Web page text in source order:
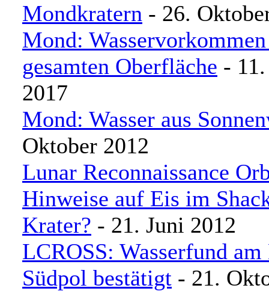
Mondkratern - 26.
Mond:
gesamten Oberfläche -
2017
Mond: Wasser aus
Oktober 2012
Lunar Reconnaissance
Hinweise auf Eis im
Krater? - 21. Juni 2012
LCROSS: Wasserfund
Südpol bestätigt - 21.